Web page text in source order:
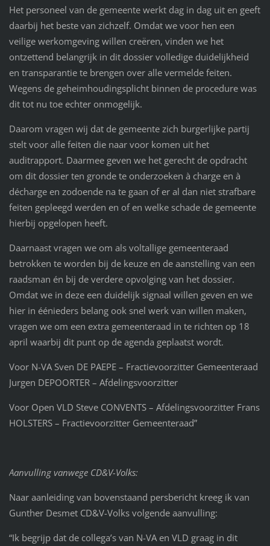
Het personeel van de gemeente werkt dag in dag uit en geeft
daarbij het beste van zichzelf. Omdat we voor hen een
veilige werkomgeving willen creëren, vinden we het
ontzettend belangrijk in dit dossier volledige duidelijkheid
en transparantie te brengen over alle vermelde feiten.
Wegens de geheimhoudingsplicht binnen de procedure was
dit tot nu toe echter onmogelijk.
Daarom vragen wij dat de gemeente zich burgerlijke partij
stelt voor alle feiten die naar voor komen uit het
auditrapport. Daarmee geven we het gerecht de opdracht
om dit dossier ten gronde te onderzoeken à charge en à
décharge en zodoende na te gaan of er al dan niet strafbare
feiten gepleegd werden en of en welke schade de gemeente
hierbij opgelopen heeft.
Daarnaast vragen we om als voltallige gemeenteraad
betrokken te worden bij de keuze en de aanstelling van een
raadsman én bij de verdere opvolging van het dossier.
Omdat we in deze een duidelijk signaal willen geven en we
hier in éénieders belang ook snel werk van willen maken,
vragen we om een extra gemeenteraad in te richten op 18
april waarbij dit punt op de agenda geplaatst wordt.
Voor N-VA Sven DE PAEPE – Fractievoorzitter Gemeenteraad
Jurgen DEPOORTER – Afdelingsvoorzitter
Voor Open VLD Steve CONVENTS – Afdelingsvoorzitter Frans
HOLSTERS – Fractievoorzitter Gemeenteraad”
Aanvulling vanwege CD&V-Volks:
Naar aanleiding van bovenstaand persbericht kreeg ik van
Gunther Desmet CD&V-Volks volgende aanvulling:
“Ik begrijp dat de collega’s van N-VA en VLD graag in dit